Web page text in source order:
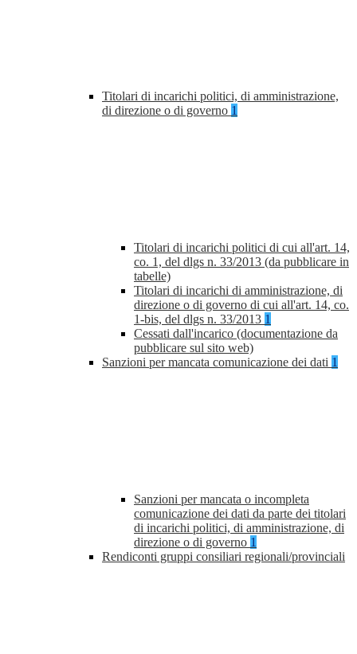
Titolari di incarichi politici, di amministrazione,
di direzione o di governo 1
Titolari di incarichi politici di cui all'art. 14,
co. 1, del dlgs n. 33/2013 (da pubblicare in
tabelle)
Titolari di incarichi di amministrazione, di
direzione o di governo di cui all'art. 14, co.
1-bis, del dlgs n. 33/2013 1
Cessati dall'incarico (documentazione da
pubblicare sul sito web)
Sanzioni per mancata comunicazione dei dati 1
Sanzioni per mancata o incompleta
comunicazione dei dati da parte dei titolari
di incarichi politici, di amministrazione, di
direzione o di governo 1
Rendiconti gruppi consiliari regionali/provinciali